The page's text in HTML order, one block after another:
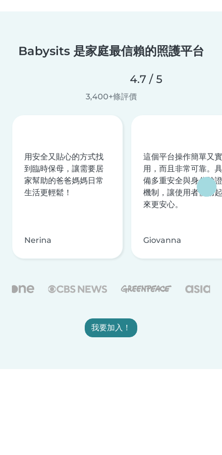
Babysits 是家庭最信賴的照護平台
4.7 / 5
3,400+條評價
用安全又貼心的方式找
到臨時保母，讓需要居
家幫助的爸爸媽媽日常
生活更輕鬆！
Nerina
這個平台操作簡單又實
用，而且非常可靠。具
備多重安全與身分驗證
機制，讓使用者使用起
來更安心。
Giovanna
我要加入！